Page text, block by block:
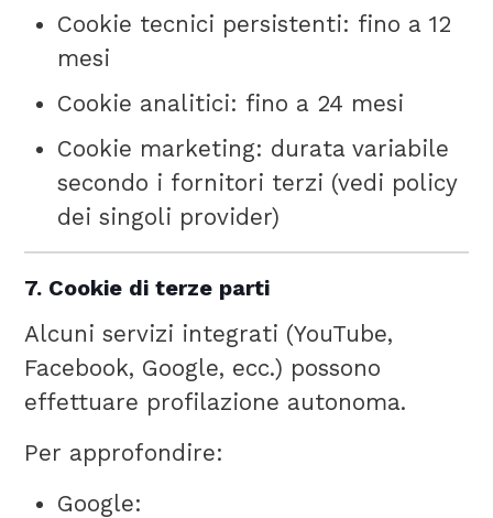
Cookie tecnici persistenti: fino a 12
mesi
Cookie analitici: fino a 24 mesi
Cookie marketing: durata variabile
secondo i fornitori terzi (vedi policy
dei singoli provider)
7. Cookie di terze parti
Alcuni servizi integrati (YouTube,
Facebook, Google, ecc.) possono
effettuare profilazione autonoma.
Per approfondire:
Google: